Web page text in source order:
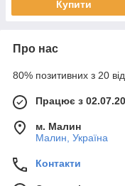
Купити
Про нас
80% позитивних з 20
Працює з
м. Малин
Малин, Україна
Контакти